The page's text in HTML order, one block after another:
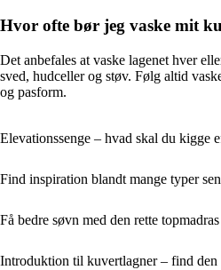
Hvor ofte bør jeg vaske mit
Det anbefales at vaske lagenet hver
sved, hudceller og støv. Følg altid
og pasform.
Elevationssenge – hvad skal du kigge
Find inspiration blandt mange typer
Få bedre søvn med den rette
Introduktion til kuvertlagner – find den